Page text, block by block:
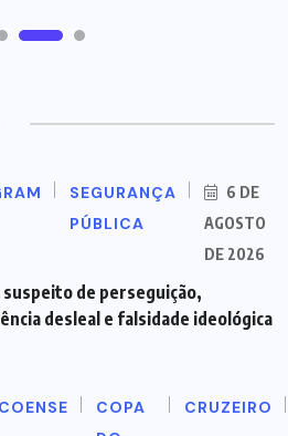
SEGURANÇA
PÚBLICA
6 DE
AGOSTO
DE 2026
suspeito de perseguição,
desleal e falsidade ideológica
COPA
CRUZEIRO